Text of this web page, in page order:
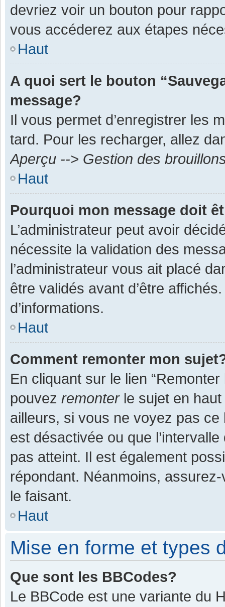
devriez voir un bouton pour
vous accéderez aux étapes
Haut
A quoi sert le bouton
message?
Il vous permet d’enregistrer les
tard. Pour les recharger, allez
Aperçu --> Gestion des
Haut
Pourquoi mon message doit
L’administrateur peut avoir
nécessite la validation des
l’administrateur vous ait placé
être validés avant d’être
d’informations.
Haut
Comment remonter mon
En cliquant sur le lien
pouvez remonterle sujet en haut
ailleurs, si vous ne voyez pas
est désactivée ou que
pas atteint. Il est également
répondant. Néanmoins,
le faisant.
Haut
Mise en forme et types
Que sont les BBCodes?
Le BBCode est une variante du